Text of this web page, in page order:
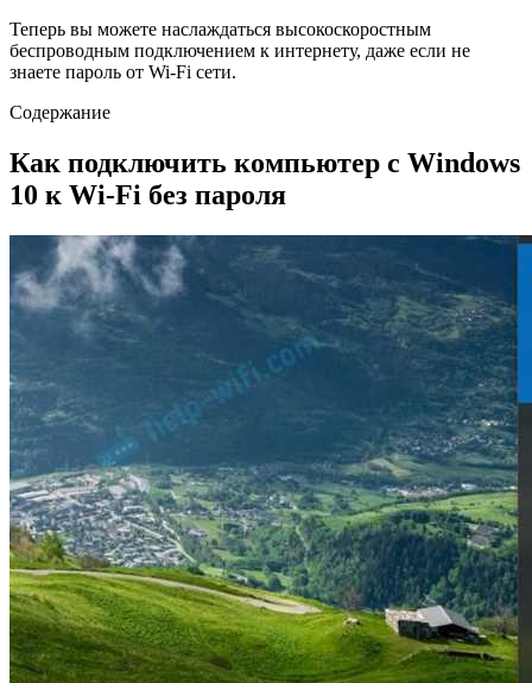
Теперь вы можете наслаждаться высокоскоростным
беспроводным подключением к интернету, даже если не
знаете пароль от Wi-Fi сети.
Содержание
Как подключить компьютер с Windows
10 к Wi-Fi без пароля